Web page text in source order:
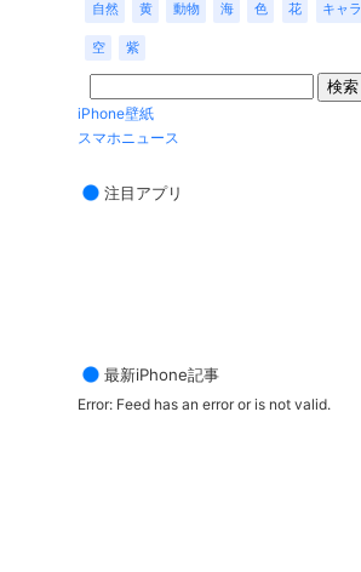
自然 黄 動物 海 色 花 キャラ
空 紫
iPhone壁紙
スマホニュース
注目アプリ
最新iPhone記事
Error: Feed has an error or is not valid.